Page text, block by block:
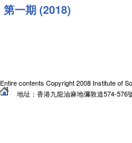
第一期(2018)
Entire contents Copyright 2008 Institute of
地址：香港九龍油麻地彌敦道574-576